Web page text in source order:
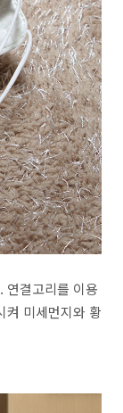
연결고리를 이용
켜 미세먼지와 황